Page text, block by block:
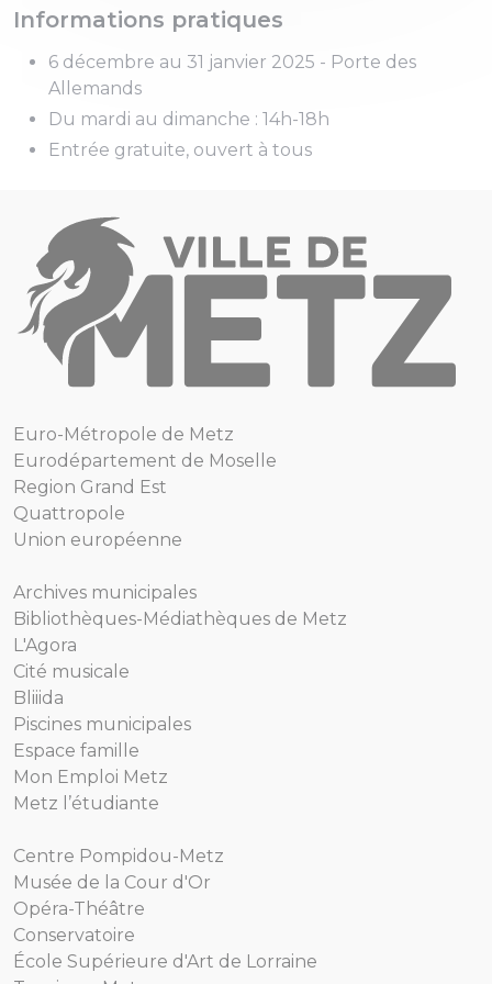
Informations pratiques
6 décembre au 31 janvier 2025 - Porte des
Allemands
Du mardi au dimanche : 14h-18h
Entrée gratuite, ouvert à tous
Euro-Métropole de Metz
Eurodépartement de Moselle
Region Grand Est
Quattropole
Union européenne
Archives municipales
Bibliothèques-Médiathèques de Metz
L'Agora
Cité musicale
Bliiida
Piscines municipales
Espace famille
Mon Emploi Metz
Metz l’étudiante
Centre Pompidou-Metz
Musée de la Cour d'Or
Opéra-Théâtre
Conservatoire
École Supérieure d'Art de Lorraine